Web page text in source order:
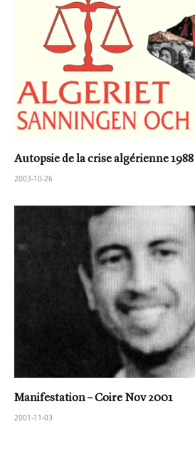
Autopsie de la crise algérienne 1988
2003-10-26
Manifestation – Coire Nov 2001
2001-11-03